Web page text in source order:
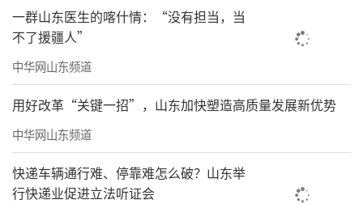
一群山东医生的喀什情：“没有担当，当
不了援疆人”
中华网山东频道
用好改革“关键一招”，山东加快塑造高质量发展新优势
中华网山东频道
快递车辆通行难、停靠难怎么破？山东举
行快递业促进立法听证会